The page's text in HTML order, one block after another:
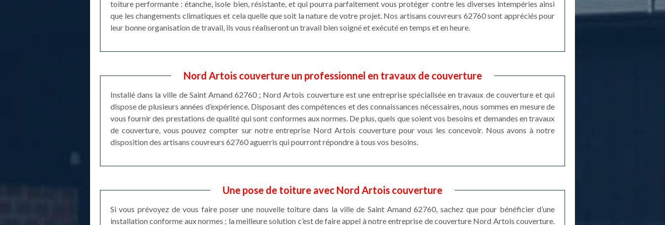
toiture performante : étanche, isole bien, résistante, et qui pourra parfaitement vous protéger contre les diverses intempéries ainsi
que les changements climatiques et cela quelle que soit la nature de votre projet. Nos artisans couvreurs 62760 sont appréciés pour
leur bonne organisation de travail, ils vous réaliseront un travail bien soigné et exécuté en temps et en heure.
Nord Artois couverture un professionnel en travaux de couverture
Installé dans la ville de Saint Amand 62760 ; Nord Artois couverture est une entreprise spécialisée en travaux de couverture et qui
dispose de plusieurs années d’expérience. Disposant des compétences et des connaissances nécessaires, nous sommes en mesure de
vous fournir des prestations de qualité qui sont conformes aux normes. De plus, quels que soient vos besoins et demandes en travaux
de couverture, vous pouvez compter sur notre entreprise Nord Artois couverture pour vous les concevoir. Nous avons à notre
disposition des artisans couvreurs 62760 aguerris qui pourront répondre à tous vos besoins.
Une pose de toiture avec Nord Artois couverture
Si vous prévoyez de vous faire poser une nouvelle toiture dans la ville de Saint Amand 62760, sachez que pour bénéficier d’une
installation conforme aux normes ; la meilleure solution c’est de faire appel à notre entreprise de couverture Nord Artois couverture.